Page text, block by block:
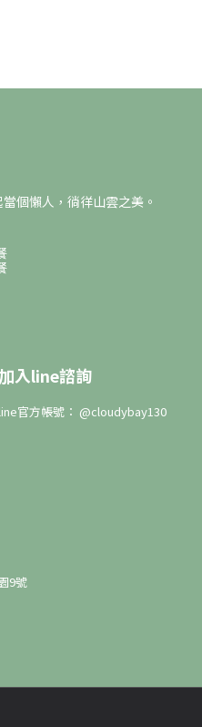
個懶人，徜徉山雲之美。
加入line諮詢
line官方帳號： @cloudybay130
9號